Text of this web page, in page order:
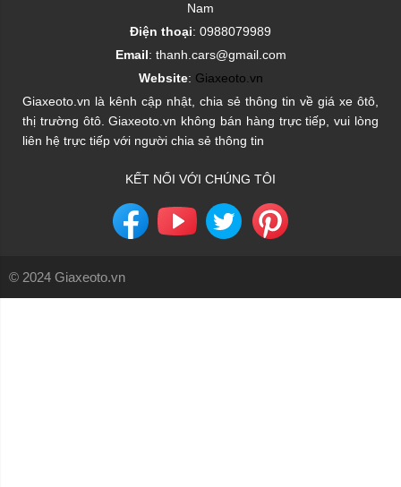
Nam
Điện thoại: 0988079989
Email: thanh.cars@gmail.com
Website: Giaxeoto.vn
Giaxeoto.vn là kênh cập nhật, chia sẻ thông tin về giá xe ôtô,
thị trường ôtô. Giaxeoto.vn không bán hàng trực tiếp, vui lòng
liên hệ trực tiếp với người chia sẻ thông tin
KẾT NỐI VỚI CHÚNG TÔI
© 2024 Giaxeoto.vn